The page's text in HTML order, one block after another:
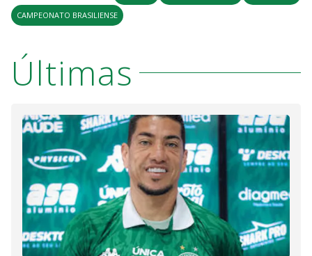
CAMPEONATO BRASILIENSE
Últimas